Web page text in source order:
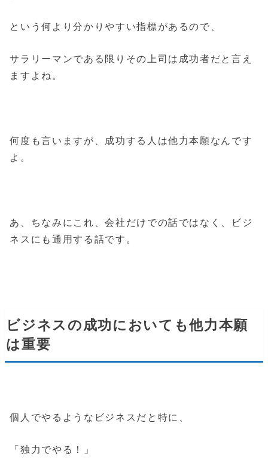
という何より分かりやすい指標があるので、
サラリーマンである限りその上司は成功者だと言え
ますよね。
何度も言いますが、成功する人は他力本願なんです
よ。
あ、ちなみにこれ、会社だけでの話ではなく、ビジ
ネスにも通用する話です。
ビジネスの成功においても他力本願
は重要
個人でやるようなビジネスだと特に、
「独力でやる！」